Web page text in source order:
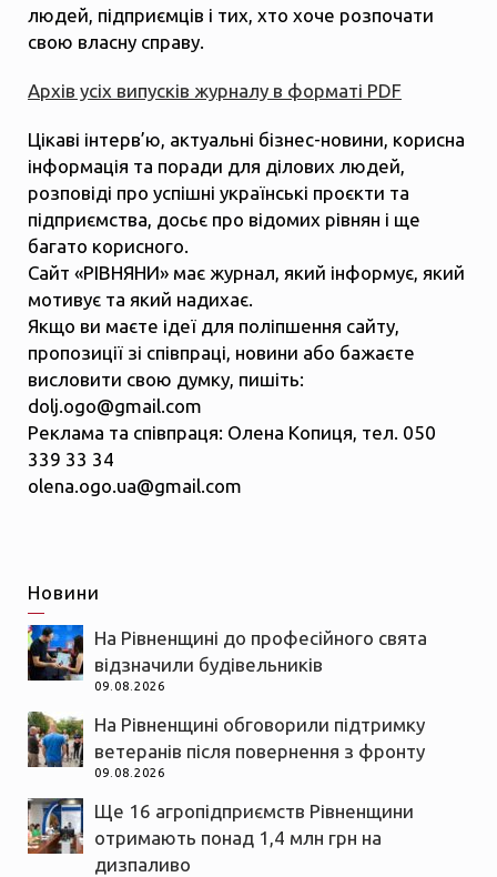
людей, підприємців і тих, хто хоче розпочати
свою власну справу.
Архів усіх випусків журналу в форматі PDF
Цікаві інтерв’ю, актуальні бізнес-новини, корисна
інформація та поради для ділових людей,
розповіді про успішні українські проєкти та
підприємства, досьє про відомих рівнян і ще
багато корисного.
Сайт «РІВНЯНИ» має журнал, який інформує, який
мотивує та який надихає.
Якщо ви маєте ідеї для поліпшення сайту,
пропозиції зі співпраці, новини або бажаєте
висловити свою думку, пишіть:
dolj.ogo@gmail.com
Реклама та співпраця: Олена Копиця, тел. 050
339 33 34
olena.ogo.ua@gmail.com
Новини
На Рівненщині до професійного свята
відзначили будівельників
09.08.2026
На Рівненщині обговорили підтримку
ветеранів після повернення з фронту
09.08.2026
Ще 16 агропідприємств Рівненщини
отримають понад 1,4 млн грн на
дизпаливо